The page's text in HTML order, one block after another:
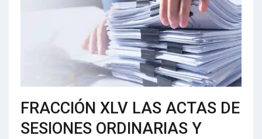
FRACCIÓN XLV LAS ACTAS DE
SESIONES ORDINARIAS Y